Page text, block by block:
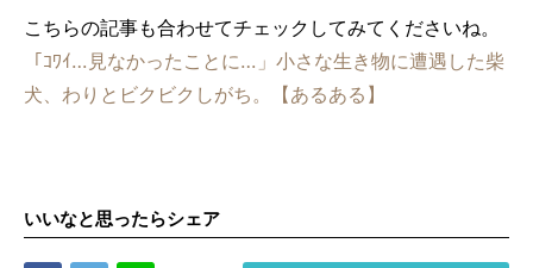
こちらの記事も合わせてチェックしてみてくださいね。
「ｺﾜｲ…見なかったことに…」小さな生き物に遭遇した柴
犬、わりとビクビクしがち。【あるある】
いいなと思ったらシェア